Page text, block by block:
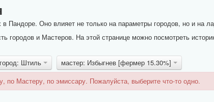
Пандоре. Оно влияет не только на параметры городов, но и на
городов и Мастеров. На этой странице можно посмотреть
город: Штиль
мастер: Избыгнев [фермер 15.30%]
по Мастеру, по эмиссару. Пожалуйста, выберите что-то одно.